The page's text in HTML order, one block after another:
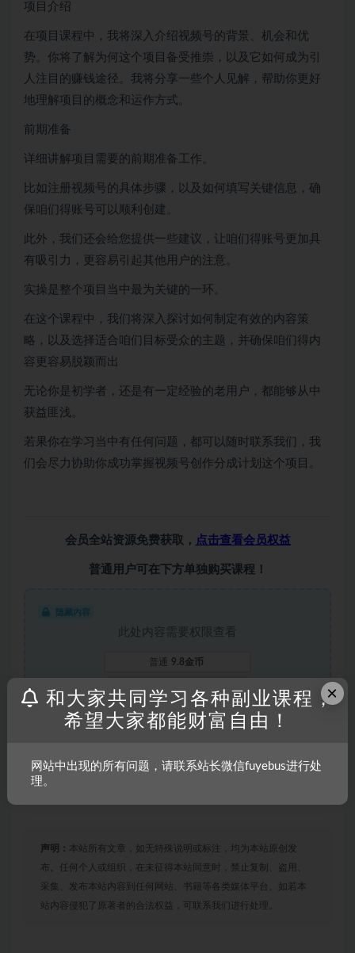
项目介绍
在项目课程中，我将深入介绍视频号的背景、机会和优
势。你将了解为何这个项目备受推崇，以及它如何成为引
人注目的赚钱途径。我将分享一些个人见解，帮助你更好
地理解项目的概念和运作方式。
前期准备
详细讲解项目需要的前期准备工作。
比如注册视频号的具体步骤，以及如何填写关键信息，确
保咱们得账号可以顺利创建。
此外，我们还会给您提供一些建议，让咱们得账号更加具
有吸引力，更容易引起其他用户的注意。
实操是整个项目当中最为关键的一环。
在这个课程中，我们将深入探讨如何制定有效的内容策
略，以及选择适合咱们目标受众的主题，并确保咱们得内
容更容易脱颖而出
无论你是初学者，还是有一定经验的老用户，都能够从中
获益匪浅。
若果你在学习当中有任何问题，都可以随时联系我们，我
们会尽力协助你成功掌握视频号创作分成计划这个项目。
会员全站资源免费获取， 点击查看会员权益
普通用户可在下方单独购买课程！
隐藏内容
此处内容需要权限查看
普通 9.8金币
会员 免费
永久会员 免费 推荐
会员免费查看
声明： 本站所有文章，如无特殊说明或标注，均为本站原创发
布。任何个人或组织，在未征得本站同意时，禁止复制、盗用、
采集、发布本站内容到任何网站、书籍等各类媒体平台。如若本
站内容侵犯了原著者的合法权益，可联系我们进行处理。
×
和大家共同学习各种副业课程，
希望大家都能财富自由！
网站中出现的所有问题，请联系站长微信fuyebus进行处
理。